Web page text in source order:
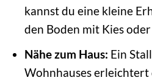
kannst du eine kleine
den Boden mit Kies
Nähe zum Haus: Ein
Wohnhauses erleichtert